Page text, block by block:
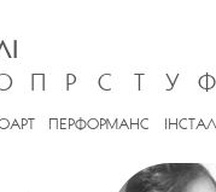
П Р С Т У Ф
ПЕРФОРМАНС